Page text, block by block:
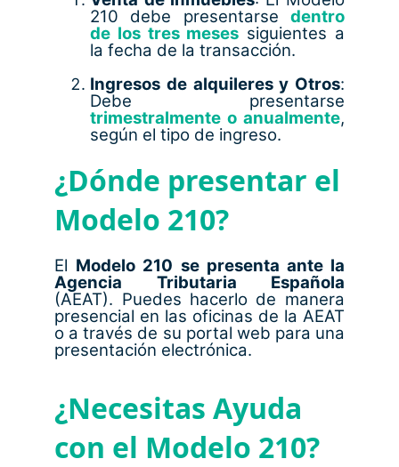
210 debe presentarse dentro
de los tres meses siguientes a
la fecha de la transacción.
Ingresos de alquileres y Otros:
Debe presentarse
trimestralmente o anualmente,
según el tipo de ingreso.
¿Dónde presentar el
Modelo 210?
El Modelo 210 se presenta ante la
Agencia Tributaria Española
(AEAT). Puedes hacerlo de manera
presencial en las oficinas de la AEAT
o a través de su portal web para una
presentación electrónica.
¿Necesitas Ayuda
con el Modelo 210?